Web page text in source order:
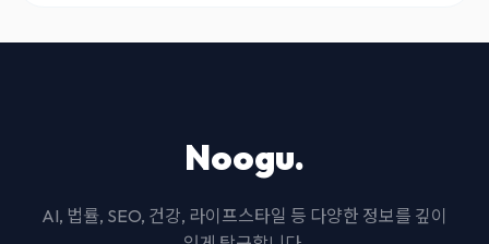
Noogu.
AI, 법률, SEO, 건강, 라이프스타일 등 다양한 정보를 깊이